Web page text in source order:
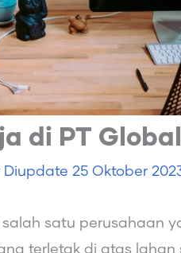
di PT
Diupdate 25 Oktober
salah satu perusahaan
terletak di atas lahan